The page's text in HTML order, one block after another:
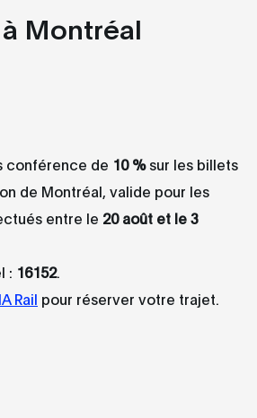
Montréal
conférence de 10 %sur les billets
de Montréal, valide pour les
entre le 20 août et le 3
: 16152.
Rail pour réserver votre trajet.